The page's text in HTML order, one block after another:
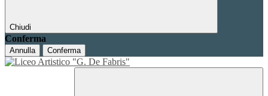
Chiudi
Conferma
Annulla Conferma